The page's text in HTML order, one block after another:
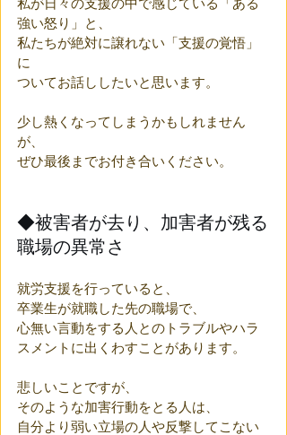
私が日々の支援の中で感じている「ある
強い怒り」と、
私たちが絶対に譲れない「支援の覚悟」
に
ついてお話ししたいと思います。
少し熱くなってしまうかもしれません
が、
ぜひ最後までお付き合いください。
◆被害者が去り、加害者が残る
職場の異常さ
就労支援を行っていると、
卒業生が就職した先の職場で、
心無い言動をする人とのトラブルやハラ
スメントに出くわすことがあります。
悲しいことですが、
そのような加害行動をとる人は、
自分より弱い立場の人や反撃してこない